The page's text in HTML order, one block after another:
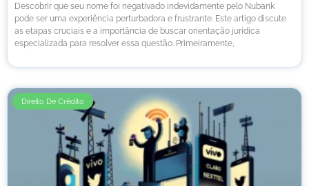
Descobrir que seu nome foi negativado indevidamente pelo Nubank
pode ser uma experiência perturbadora e frustrante. Este artigo discute
as etapas cruciais e a importância de buscar orientação jurídica
especializada para resolver essa questão. Primeiramente,
Direito De Crédito